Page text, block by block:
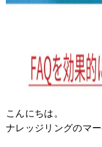
こんにちは。
ナレッジリングのマ